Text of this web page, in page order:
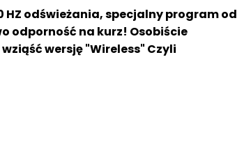
HZ odświeżania, specjalny program od
odporność na kurz! Osobiście
wersję "Wireless" Czyli